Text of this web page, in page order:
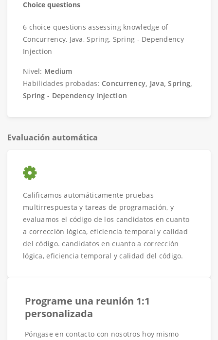
Choice questions
6 choice questions assessing knowledge of
Concurrency, Java, Spring, Spring - Dependency
Injection
Nivel: Medium
Habilidades probadas: Concurrency, Java, Spring,
Spring - Dependency Injection
Evaluación automática
Calificamos automáticamente pruebas
multirrespuesta y tareas de programación, y
evaluamos el código de los candidatos en cuanto
a corrección lógica, eficiencia temporal y calidad
del código. candidatos en cuanto a corrección
lógica, eficiencia temporal y calidad del código.
Programe una reunión 1:1
personalizada
Póngase en contacto con nosotros hoy mismo